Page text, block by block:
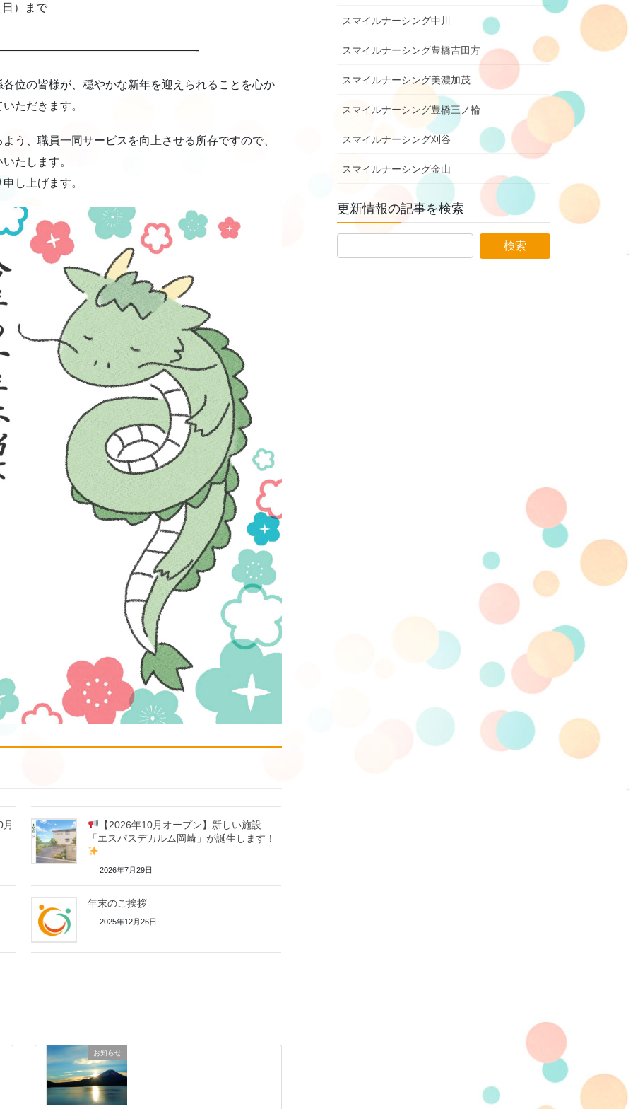
）まで
位の皆様が、穏やかな新年を迎えられることを心か
ただきます。
う、職員一同サービスを向上させる所存ですので、
たします。
し上げます。
【2026年10月オープン】新しい施設
「エスパスデカルム岡崎」が誕生します！
2026年7月29日
年末のご挨拶
2025年12月26日
お知らせ
スマイルナーシング中川
スマイルナーシング豊橋吉田方
スマイルナーシング美濃加茂
スマイルナーシング豊橋三ノ輪
スマイルナーシング刈谷
スマイルナーシング金山
更新情報の記事を検索